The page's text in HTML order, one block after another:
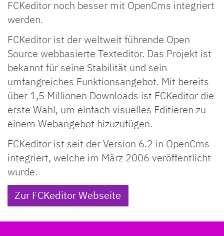
FCKeditor noch besser mit OpenCms integriert
werden.
FCKeditor ist der weltweit führende Open
Source webbasierte Texteditor. Das Projekt ist
bekannt für seine Stabilität und sein
umfangreiches Funktionsangebot. Mit bereits
über 1,5 Millionen Downloads ist FCKeditor die
erste Wahl, um einfach visuelles Editieren zu
einem Webangebot hizuzufügen.
FCKeditor ist seit der Version 6.2 in OpenCms
integriert, welche im März 2006 veröffentlicht
wurde.
Zur FCKeditor Webseite